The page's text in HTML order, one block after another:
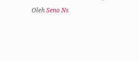
Oleh Seno Ns